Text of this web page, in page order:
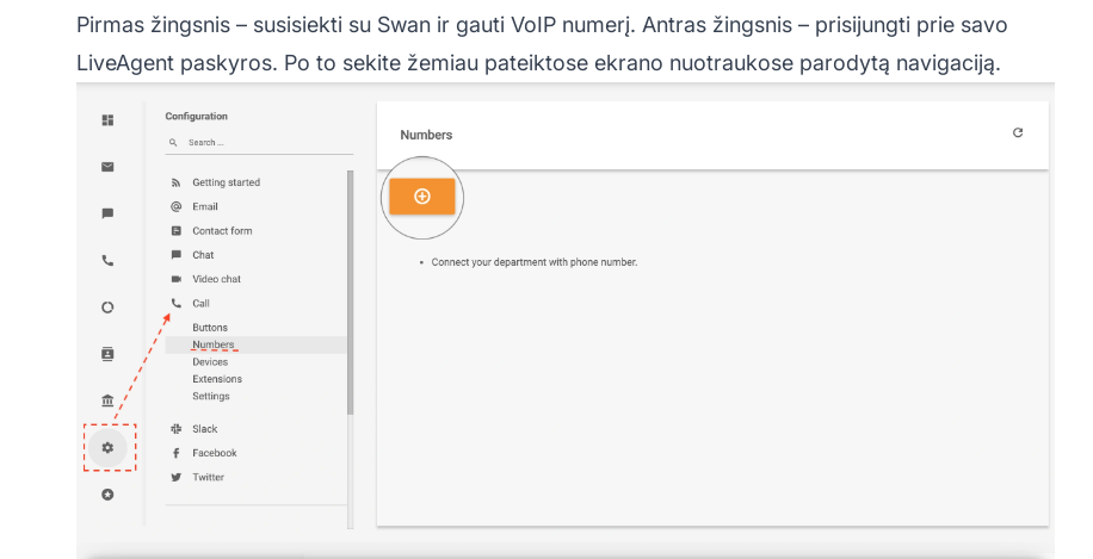
Pirmas žingsnis – susisiekti su Swan ir gauti VoIP numerį. Antras žingsnis – prisijungti prie savo
LiveAgent paskyros. Po to sekite žemiau pateiktose ekrano nuotraukose parodytą navigaciją.